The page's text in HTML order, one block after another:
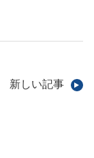
新しい記事